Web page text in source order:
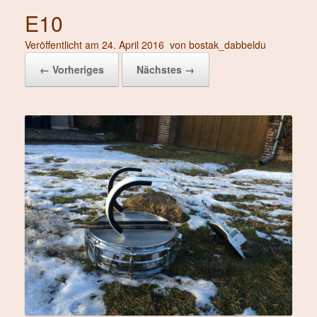
E10
Veröffentlicht am 24. April 2016 von bostak_dabbeldu
← Vorheriges
Nächstes →